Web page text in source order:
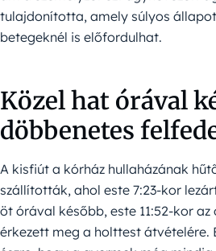
tulajdonította, amely súlyos
betegeknél is előfordulhat.
Közel hat órával
döbbenetes
A kisfiút a kórház hullaházának
szállították, ahol este 7:23-kor
öt órával később, este 11:52-kor
érkezett meg a holttest átvételére.